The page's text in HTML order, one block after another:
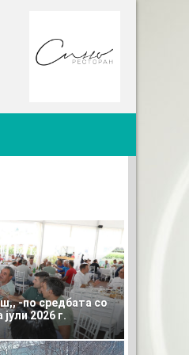
-по средбата со
2026 г.